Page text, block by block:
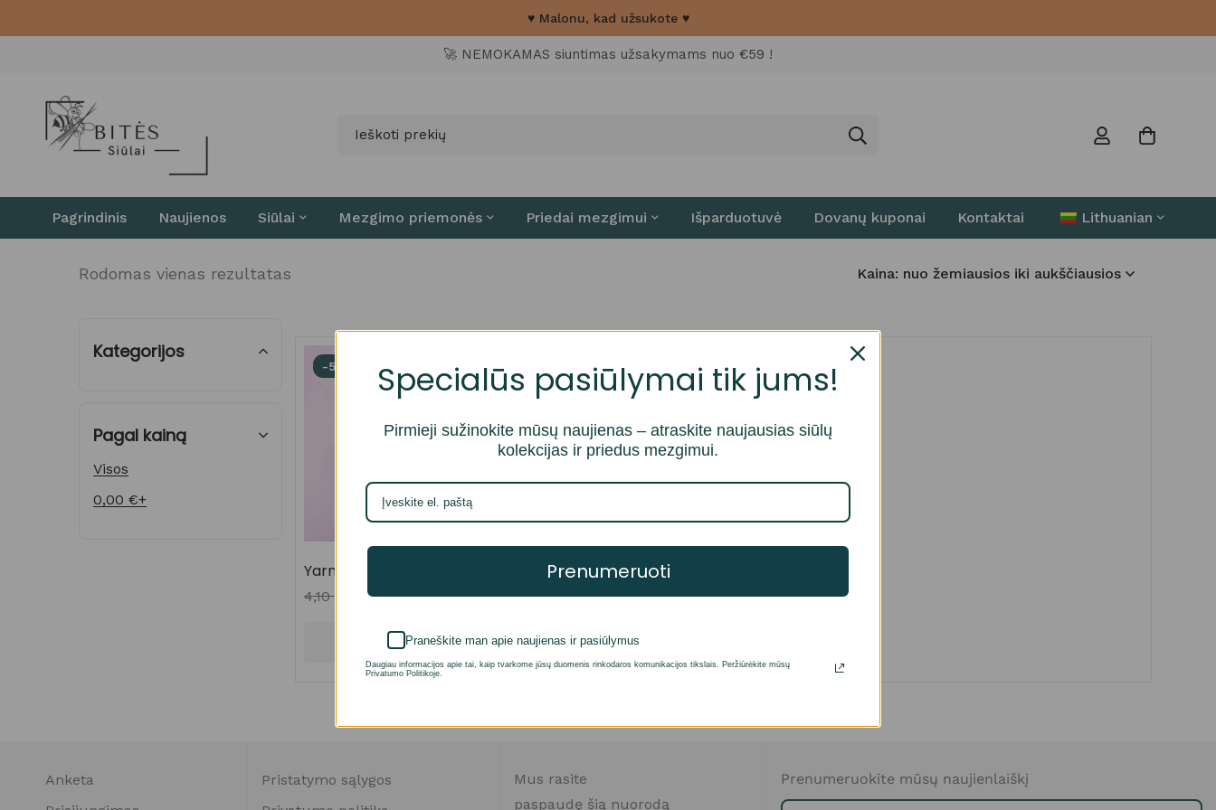
♥ Malonu, kad užsukote ♥
🚀 NEMOKAMAS siuntimas užsakymams nuo €59 !
Pagrindinis Naujienos Siūlai Mezgimo priemonės Priedai mezgimui Išparduotuvė Dovanų kuponai Kontaktai Lithuanian
Rodomas vienas rezultatas Kaina: nuo žemiausios iki aukščiausios
Kategorijos
Pagal kainą
Visos
0,00 €+
-50%
YarnArt Revolution
4,10 2,05€
Pasirinkti savybes
Anketa
Pristatymo sąlygos
Mus rasite
paspaudę šią nuorodą
Prenumeruokite mūsų naujienlaiškį
Specialūs pasiūlymai tik jums!
Pirmieji sužinokite mūsų naujienas – atraskite naujausias siūlų
kolekcijas ir priedus mezgimui.
Prenumeruoti
Praneškite man apie naujienas ir pasiūlymus
Daugiau informacijos apie tai, kaip tvarkome jūsų duomenis rinkodaros komunikacijos tikslais. Peržiūrėkite mūsų
Privatumo Politikoje.